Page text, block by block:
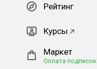
Рейтинг
Курсы
Маркет
Оплата подписок